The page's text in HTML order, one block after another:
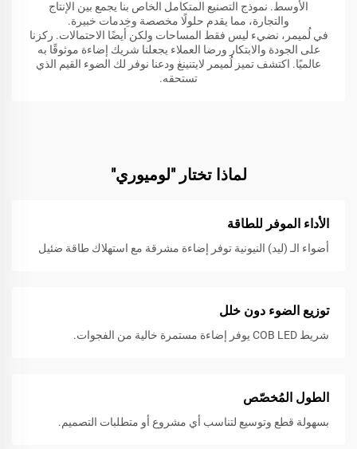
الأوسط. نموذج التصنيع المتكامل الخاص بنا يجمع بين الإنتاج
والتجارة، مما يقدم حلولًا مخصصة وخِدمات خبيرة.
في لُميمر، نضيء ليس فقط المساحات ولكن أيضًا الاحتمالات. ركزنا
على الجودة والابتكار ورضا العملاء يجعلنا شريك إضاءة موثوقًا به
عالميًا. اكتشف تميز لُميمر لايتنينغ ودعنا نوفر لك الضوء القيم الذي
تستحقه.
لماذا تختار "لوميوري"
الأداء الموفر للطاقة
أضواء الـ (ليد) النيونية توفر إضاءة مشرقة مع استهلاك طاقة ضئيل
توزيع الضوء دون خلل
شريط COB LED يوفر إضاءة مستمرة خالية من الفجوات.
الطول المُخصّص
بسهولة قطع وتوسيع لتناسب أي مشروع أو متطلبات التصميم.